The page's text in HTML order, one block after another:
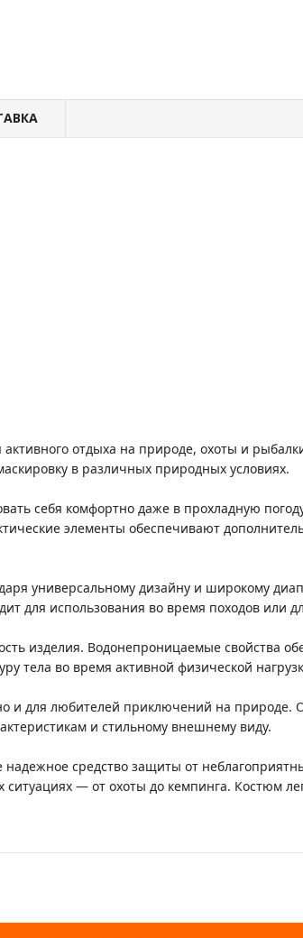
отдыха на природе, охоты и
в различных природных условиях.
себя комфортно даже в прохладную
элементы обеспечивают
универсальному дизайну и широкому
для использования во время походов или
изделия. Водонепроницаемые свойства
тела во время активной физической
и для любителей приключений на
и стильному внешнему виду.
надежное средство защиты от
— от охоты до кемпинга. Костюм